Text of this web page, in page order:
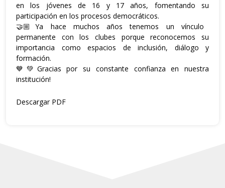
en los jóvenes de 16 y 17 años, fomentando su
participación en los procesos democráticos.
🤝🏼Ya hace muchos años tenemos un vínculo
permanente con los clubes porque reconocemos su
importancia como espacios de inclusión, diálogo y
formación.
💙💚Gracias por su constante confianza en nuestra
institución!
Descargar PDF